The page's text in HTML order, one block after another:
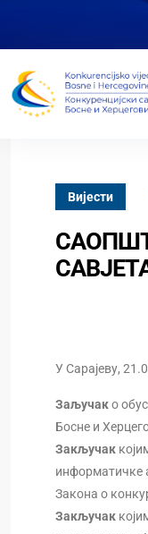
Вијести
У Сарајеву,
Заључако
Босне и
Закључак
информатичке
Закона о
Закључак